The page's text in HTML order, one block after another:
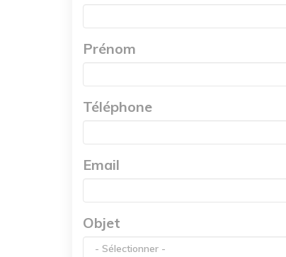
Prénom
Téléphone
Email
Objet